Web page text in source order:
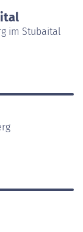
im Stubaital